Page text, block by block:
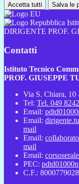
Accetta tutti Salva le
DIRIGENTE PROF.
Contatti
Istituto Tecnico
PROF. GIUSEPPE
Via S. Chiara,
Tel: Tel. 049
Email:
Email:
mail
Email:
mail
Email:
PEC:
C.F.: